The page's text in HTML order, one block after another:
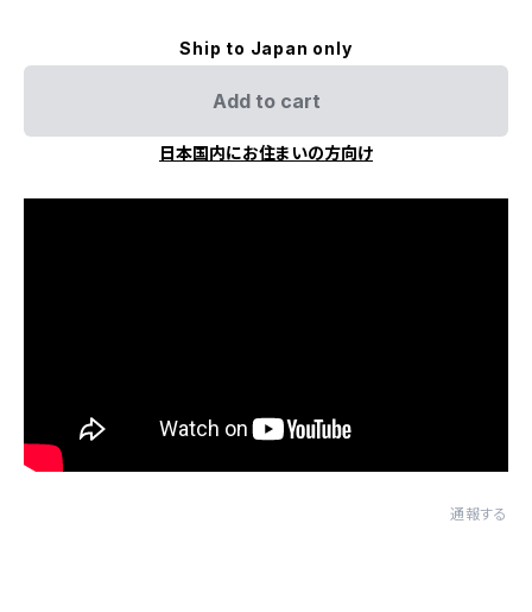
Ship to Japan only
Add to cart
日本国内にお住まいの方向け
通報する